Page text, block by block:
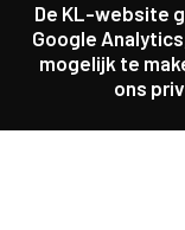
De KL-website
Google
mogelijk te
ons